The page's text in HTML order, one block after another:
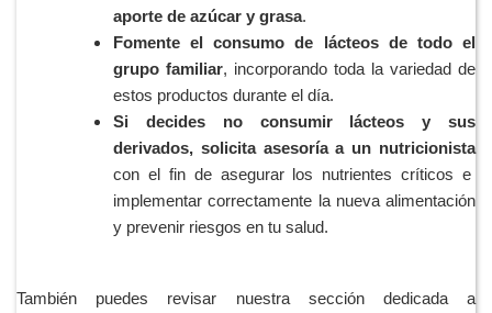
aporte de azúcar y grasa.
Fomente el consumo de lácteos de todo el
grupo familiar, incorporando toda la variedad de
estos productos durante el día.
Si decides no consumir lácteos y sus
derivados, solicita asesoría a un nutricionista
con el fin de asegurar los nutrientes críticos e
implementar correctamente la nueva alimentación
y prevenir riesgos en tu salud.
También puedes revisar nuestra sección dedicada a